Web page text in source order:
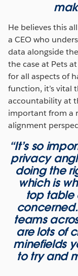
He believes this
a CEO who
data alongside
the case at Pets
for all aspects of
function, it’s vital
accountability at
important from a
alignment
“It’s so
privacy
doing the
which is
top table
teams
are lots of
minefields
to try and